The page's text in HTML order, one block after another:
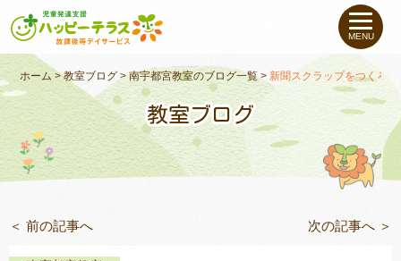
私たちについて
未就学のお子さま（０〜６才）
小学生〜高校生のお子さま
支援事例
MENU
ホーム >教室ブログ>南宇都宮教室のブログ一覧>新聞スクラップをつくろう
教室ブログ
＜ 前の記事へ 次の記事へ ＞